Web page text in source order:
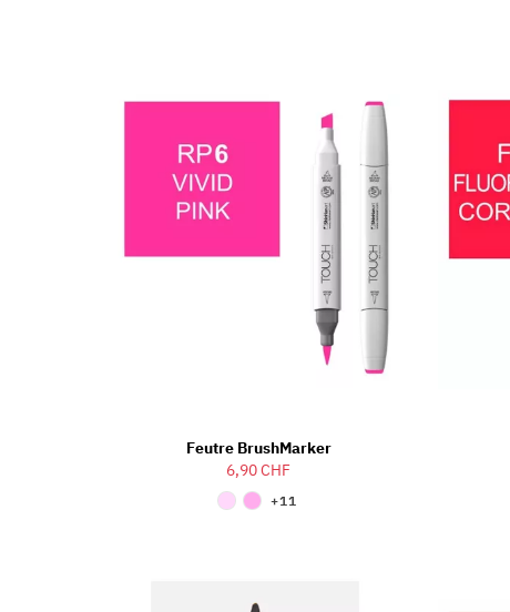
Feutre BrushMarker
6,90 CHF
+11